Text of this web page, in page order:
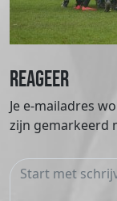
Reageer
Je e-mailadres
zijn gemarkeerd